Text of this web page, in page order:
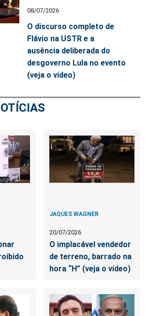
08/07/2026
O discurso completo de
Flávio na USTR e a
ausência deliberada do
desgoverno Lula no evento
(veja o vídeo)
JAQUES WAGNER
20/07/2026
O implacável vendedor
de terreno, barrado na
hora “H” (veja o vídeo)